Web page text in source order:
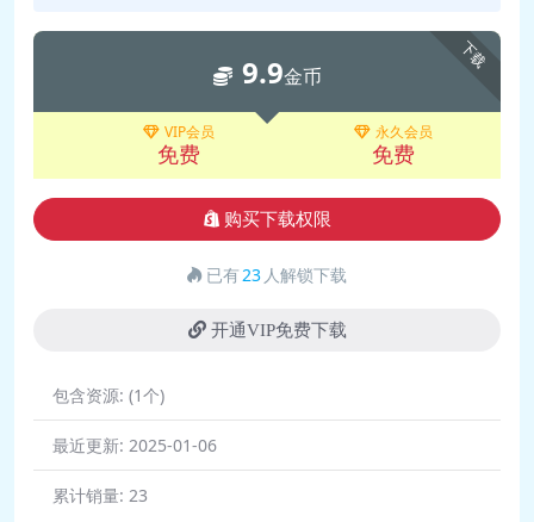
🎵 09第一课 冥想（中文版）.mp3
🎵 10第一课 练习（中文版）：观察物体，
🎵 11第一课练习（中文版）：体会不同信
念带来的身体感受.mp3
🎥 12共同练习：建立生命的根基
🎥 13第二课 你的信念如何塑造你的经
🎵 14第二课练习- 信念如何创造并修改你的
🎵 15第二课练习 – 信念如何创造并修改你
的认知（2）.mp3
🎥 16第三课：信念如何创造并掌控你的感
受与情绪.mp4
下载
9.9金币
VIP会员
免费
永久会员
免费
购买下载权限
已有23 人解锁下载
开通VIP免费下载
包含资源: (1个)
最近更新: 2025-01-06
累计销量: 23